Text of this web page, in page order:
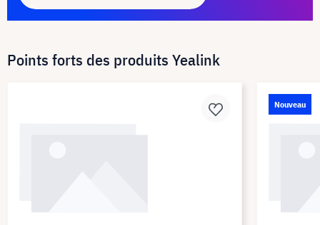
Points forts des produits Yealink
Nouveau